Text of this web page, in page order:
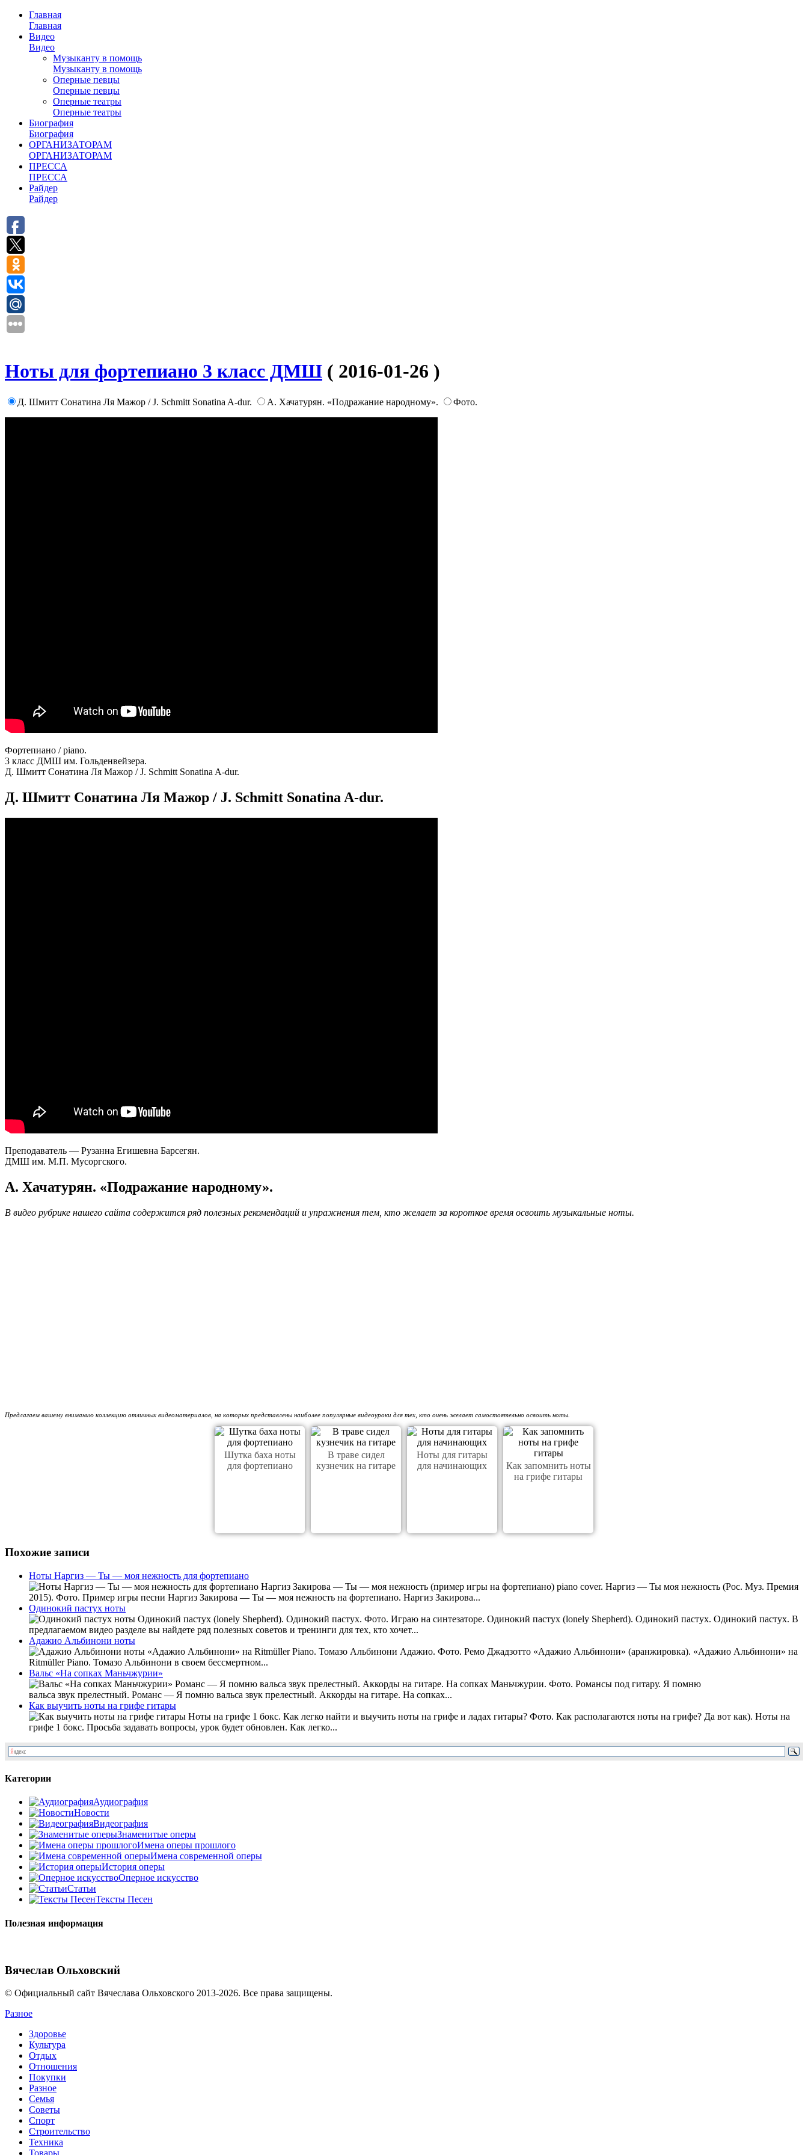
Главная
Главная
Видео
Видео
Музыканту в помощь
Музыканту в помощь
Оперные певцы
Оперные певцы
Оперные театры
Оперные театры
Биография
Биография
ОРГАНИЗАТОРАМ
ОРГАНИЗАТОРАМ
ПРЕССА
ПРЕССА
Райдер
Райдер
Ноты для фортепиано 3 класс ДМШ ( 2016-01-26 )
Д. Шмитт Сонатина Ля Мажор / J. Schmitt Sonatina A-dur. А. Хачатурян. «Подражание народному». Фото.
Фортепиано / piano.
3 класс ДМШ им. Гольденвейзера.
Д. Шмитт Сонатина Ля Мажор / J. Schmitt Sonatina A-dur.
Д. Шмитт Сонатина Ля Мажор / J. Schmitt Sonatina A-dur.
Преподаватель — Рузанна Егишевна Барсегян.
ДМШ им. М.П. Мусоргского.
А. Хачатурян. «Подражание народному».
В видео рубрике нашего сайта содержится ряд полезных рекомендаций и упражнения тем, кто желает за короткое время освоить музыкальные ноты.
Предлагаем вашему вниманию коллекцию отличных видеоматериалов, на которых представлены наиболее популярные видеоуроки для тех, кто очень желает самостоятельно освоить ноты.
Шутка баха ноты
для фортепиано
В траве сидел
кузнечик на гитаре
Ноты для гитары
для начинающих
Как запомнить ноты
на грифе гитары
Похожие записи
Ноты Наргиз — Ты — моя нежность для фортепиано
Наргиз Закирова — Ты — моя нежность (пример игры на фортепиано) piano cover. Наргиз — Ты моя нежность (Рос. Муз. Премия
2015). Фото. Пример игры песни Наргиз Закирова — Ты — моя нежность на фортепиано. Наргиз Закирова...
Одинокий пастух ноты
Одинокий пастух (lonely Shepherd). Одинокий пастух. Фото. Играю на синтезаторе. Одинокий пастух (lonely Shepherd). Одинокий пастух. Одинокий пастух. В
предлагаемом видео разделе вы найдете ряд полезных советов и тренинги для тех, кто хочет...
Адажио Альбинони ноты
«Адажио Альбинони» на Ritmüller Piano. Томазо Альбинони Адажио. Фото. Ремо Джадзотто «Адажио Альбинони» (аранжировка). «Адажио Альбинони» на
Ritmüller Piano. Томазо Альбинони в своем бессмертном...
Вальс «На сопках Маньчжурии»
Романс — Я помню вальса звук прелестный. Аккорды на гитаре. На сопках Маньчжурии. Фото. Романсы под гитару. Я помню
вальса звук прелестный. Романс — Я помню вальса звук прелестный. Аккорды на гитаре. На сопках...
Как выучить ноты на грифе гитары
Ноты на грифе 1 бокс. Как легко найти и выучить ноты на грифе и ладах гитары? Фото. Как располагаются ноты на грифе? Да вот как). Ноты на
грифе 1 бокс. Просьба задавать вопросы, урок будет обновлен. Как легко...
Категории
Аудиография
Новости
Видеография
Знаменитые оперы
Имена оперы прошлого
Имена современной оперы
История оперы
Оперное искусство
Статьи
Тексты Песен
Полезная информация
Вячеслав Ольховский
© Официальный сайт Вячеслава Ольховского 2013-2026. Все права защищены.
Разное
Здоровье
Культура
Отдых
Отношения
Покупки
Разное
Семья
Советы
Спорт
Строительство
Техника